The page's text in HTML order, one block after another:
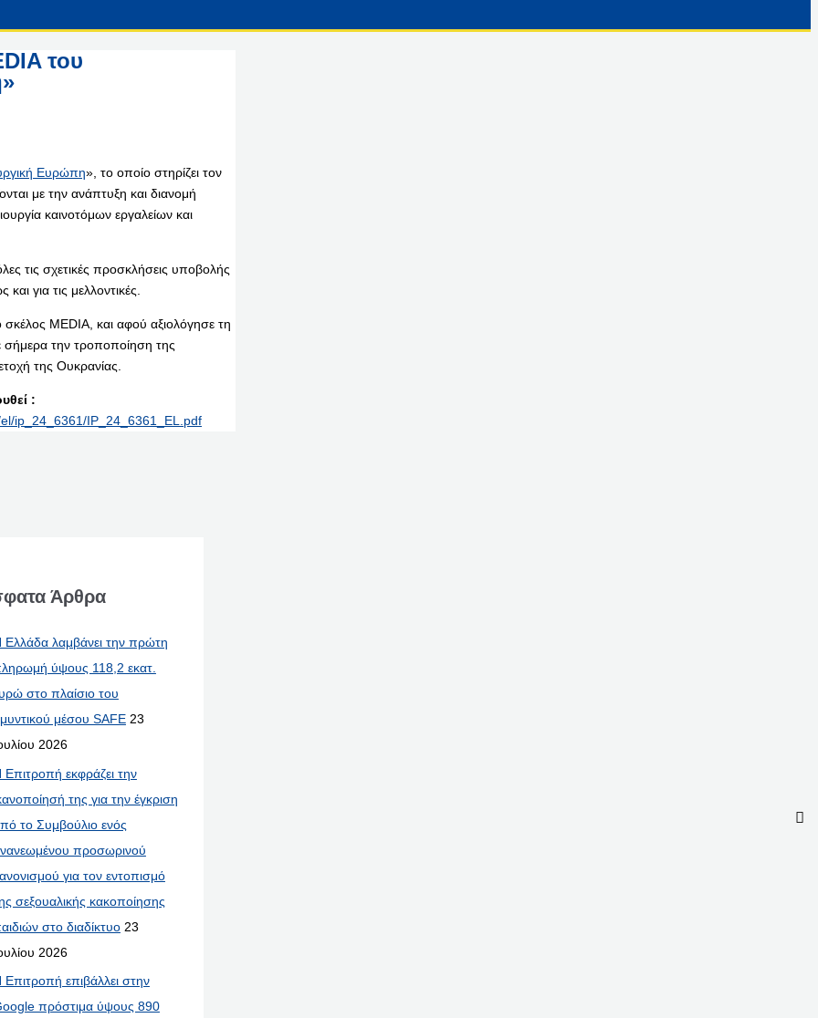
του
Ευρώπη», το οποίο στηρίζει τον
με την ανάπτυξη και διανομή
καινοτόμων εργαλείων και
τις σχετικές προσκλήσεις υποβολής
για τις μελλοντικές.
MEDIA, και αφού αξιολόγησε τη
την τροποποίηση της
της Ουκρανίας.
:
ip_24_6361/IP_24_6361_EL.pdf
Άρθρα
Ελλάδα λαμβάνει την πρώτη
ύψους 118,2 εκατ.
στο πλαίσιο του
μέσου SAFE 23
2026
Επιτροπή εκφράζει την
της για την έγκριση
το Συμβούλιο ενός
προσωρινού
για τον εντοπισμό
σεξουαλικής κακοποίησης
στο διαδίκτυο 23
2026
Επιτροπή επιβάλλει στην
πρόστιμα ύψους 890